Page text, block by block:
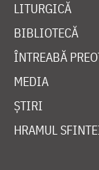
LITURGICĂ
BIBLIOTECĂ
ÎNTREABĂ
MEDIA
ȘTIRI
HRAMUL